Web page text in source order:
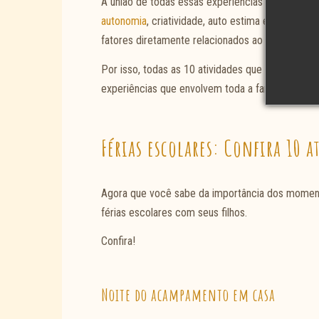
autonomia, criatividade, auto estima e promove
fatores diretamente relacionados ao
Por isso, todas as 10 atividades que
experiências que envolvem toda a família.
Férias escolares: Confira 10
Agora que você sabe da importância dos
férias escolares com seus filhos.
Confira!
Noite do acampamento em casa